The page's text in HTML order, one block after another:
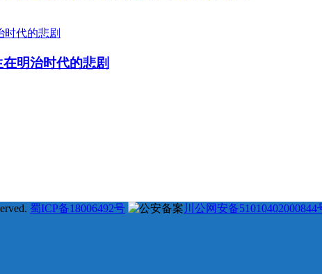
明治时代的悲剧
蜀ICP备18006492号 川公网安备51010402000844